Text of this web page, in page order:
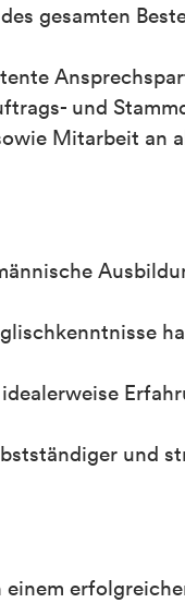
gesamten
und
Mitarbeit an
und